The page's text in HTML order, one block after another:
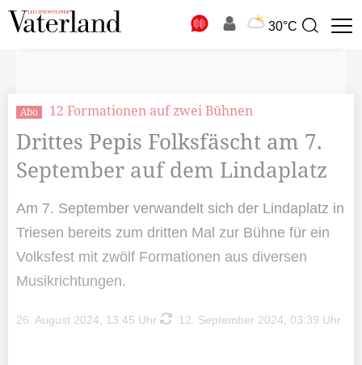
30°C
Suchbegriff
Abo 12 Formationen auf zwei Bühnen
Drittes Pepis Folksfäscht am 7.
September auf dem Lindaplatz
Am 7. September verwandelt sich der Lindaplatz in
Triesen bereits zum dritten Mal zur Bühne für ein
Volksfest mit zwölf Formationen aus diversen
Musikrichtungen.
26. August 2024, 13:45 Uhr 12. September 2024, 03:39 Uhr